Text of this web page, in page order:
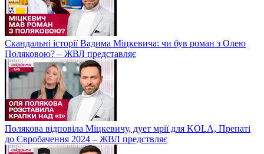
Скандальні історії Вадима Міцкевича: чи був роман з Олею
Поляковою? – ЖВЛ представляє
Полякова відповіла Міцкевичу, дует мрії для KOLA, Препаті
до Євробачення 2024 – ЖВЛ предствляє